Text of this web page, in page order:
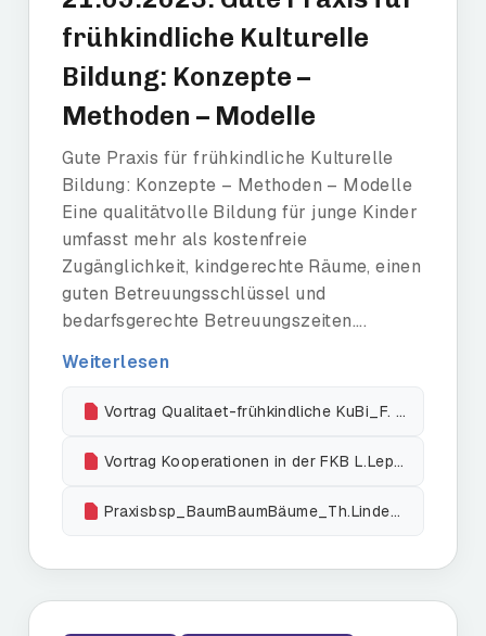
frühkindliche Kulturelle
Bildung: Konzepte –
Methoden – Modelle
Gute Praxis für frühkindliche Kulturelle
Bildung: Konzepte – Methoden – Modelle
Eine qualitätvolle Bildung für junge Kinder
umfasst mehr als kostenfreie
Zugänglichkeit, kindgerechte Räume, einen
guten Betreuungsschlüssel und
bedarfsgerechte Betreuungszeiten....
Weiterlesen
Vortrag Qualitaet-frühkindliche KuBi_F. Hofmann
Vortrag Kooperationen in der FKB L.Leppin
Praxisbsp_BaumBaumBäume_Th.Lindenberg